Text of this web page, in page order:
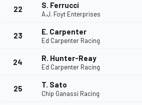
22 S. Ferrucci
A.J. Foyt Enterprises
23 E. Carpenter
Ed Carpenter Racing
24 R. Hunter-Reay
Ed Carpenter Racing
25 T. Sato
Chip Ganassi Racing